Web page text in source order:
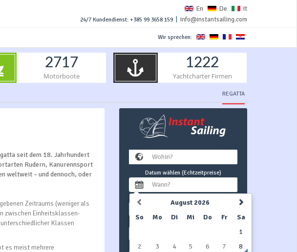
En De It
24/7 Kundendienst: +385 99 3658 159 info@instantsailing.com
Wir sprechen:
2717
Motorboote
1222
Yachtcharter Firmen
REGATTA
seit dem 18. Jahrhundert
Rudern, Kanurennsport
weltweit – und dennoch, oder
Zeitraums (weniger als
zwischen Einheitsklassen-
Klassen
es meist mehrere
Datum wählen (Echtzeitpreise)
August 2026
So
Mo Di Mi Do Fr
Sa
1
2
3 4 5 6 7
8